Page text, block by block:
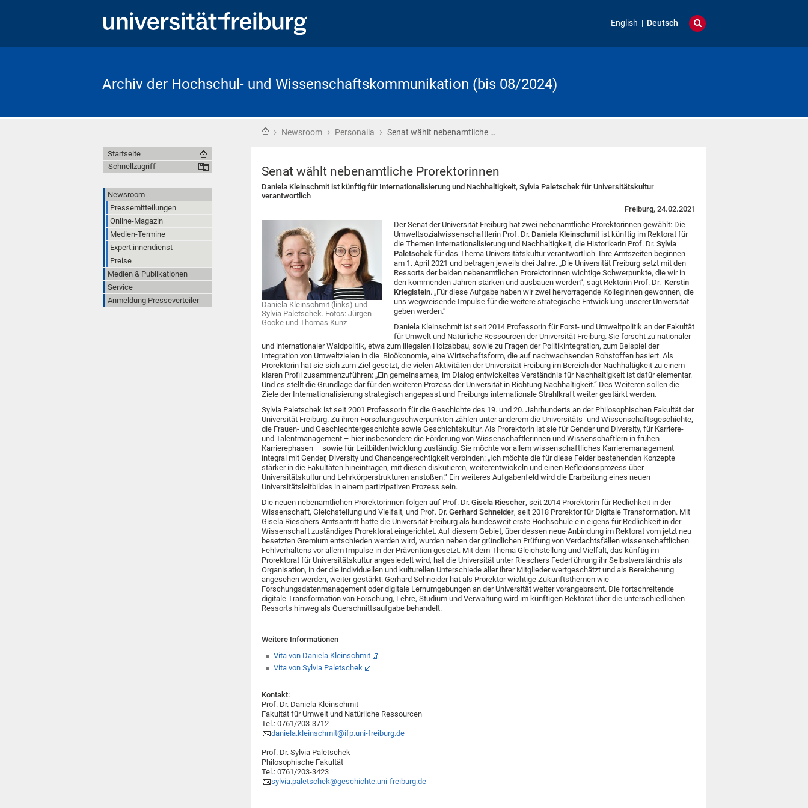
English Deutsch
Archiv der Hochschul- und Wissenschaftskommunikation (bis 08/2024)
Startseite
› Newsroom › Personalia › Senat wählt nebenamtliche …
Senat wählt nebenamtliche Prorektorinnen
Daniela Kleinschmit ist künftig für Internationalisierung und Nachhaltigkeit, Sylvia Paletschek für Universitätskultur
verantwortlich
Freiburg, 24.02.2021
Daniela Kleinschmit (links) und
Sylvia Paletschek. Fotos: Jürgen
Gocke und Thomas Kunz
Der Senat der Universität Freiburg hat zwei nebenamtliche Prorektorinnen gewählt: Die
Umweltsozialwissenschaftlerin Prof. Dr. Daniela Kleinschmit ist künftig im Rektorat für
die Themen Internationalisierung und Nachhaltigkeit, die Historikerin Prof. Dr. Sylvia
Paletschek für das Thema Universitätskultur verantwortlich. Ihre Amtszeiten beginnen
am 1. April 2021 und betragen jeweils drei Jahre. „Die Universität Freiburg setzt mit den
Ressorts der beiden nebenamtlichen Prorektorinnen wichtige Schwerpunkte, die wir in
den kommenden Jahren stärken und ausbauen werden“, sagt Rektorin Prof. Dr. Kerstin
Krieglstein. „Für diese Aufgabe haben wir zwei hervorragende Kolleginnen gewonnen, die
uns wegweisende Impulse für die weitere strategische Entwicklung unserer Universität
geben werden.“
Daniela Kleinschmit ist seit 2014 Professorin für Forst- und Umweltpolitik an der Fakultät
für Umwelt und Natürliche Ressourcen der Universität Freiburg. Sie forscht zu nationaler
und internationaler Waldpolitik, etwa zum illegalen Holzabbau, sowie zu Fragen der Politikintegration, zum Beispiel der
Integration von Umweltzielen in die Bioökonomie, eine Wirtschaftsform, die auf nachwachsenden Rohstoffen basiert. Als
Prorektorin hat sie sich zum Ziel gesetzt, die vielen Aktivitäten der Universität Freiburg im Bereich der Nachhaltigkeit zu einem
klaren Profil zusammenzuführen: „Ein gemeinsames, im Dialog entwickeltes Verständnis für Nachhaltigkeit ist dafür elementar.
Und es stellt die Grundlage dar für den weiteren Prozess der Universität in Richtung Nachhaltigkeit.“ Des Weiteren sollen die
Ziele der Internationalisierung strategisch angepasst und Freiburgs internationale Strahlkraft weiter gestärkt werden.
Sylvia Paletschek ist seit 2001 Professorin für die Geschichte des 19. und 20. Jahrhunderts an der Philosophischen Fakultät der
Universität Freiburg. Zu ihren Forschungsschwerpunkten zählen unter anderem die Universitäts- und Wissenschaftsgeschichte,
die Frauen- und Geschlechtergeschichte sowie Geschichtskultur. Als Prorektorin ist sie für Gender und Diversity, für Karriere-
und Talentmanagement – hier insbesondere die Förderung von Wissenschaftlerinnen und Wissenschaftlern in frühen
Karrierephasen – sowie für Leitbildentwicklung zuständig. Sie möchte vor allem wissenschaftliches Karrieremanagement
integral mit Gender, Diversity und Chancengerechtigkeit verbinden: „Ich möchte die für diese Felder bestehenden Konzepte
stärker in die Fakultäten hineintragen, mit diesen diskutieren, weiterentwickeln und einen Reflexionsprozess über
Universitätskultur und Lehrkörperstrukturen anstoßen.“ Ein weiteres Aufgabenfeld wird die Erarbeitung eines neuen
Universitätsleitbildes in einem partizipativen Prozess sein.
Die neuen nebenamtlichen Prorektorinnen folgen auf Prof. Dr. Gisela Riescher, seit 2014 Prorektorin für Redlichkeit in der
Wissenschaft, Gleichstellung und Vielfalt, und Prof. Dr. Gerhard Schneider, seit 2018 Prorektor für Digitale Transformation. Mit
Gisela Rieschers Amtsantritt hatte die Universität Freiburg als bundesweit erste Hochschule ein eigens für Redlichkeit in der
Wissenschaft zuständiges Prorektorat eingerichtet. Auf diesem Gebiet, über dessen neue Anbindung im Rektorat vom jetzt neu
besetzten Gremium entschieden werden wird, wurden neben der gründlichen Prüfung von Verdachtsfällen wissenschaftlichen
Fehlverhaltens vor allem Impulse in der Prävention gesetzt. Mit dem Thema Gleichstellung und Vielfalt, das künftig im
Prorektorat für Universitätskultur angesiedelt wird, hat die Universität unter Rieschers Federführung ihr Selbstverständnis als
Organisation, in der die individuellen und kulturellen Unterschiede aller ihrer Mitglieder wertgeschätzt und als Bereicherung
angesehen werden, weiter gestärkt. Gerhard Schneider hat als Prorektor wichtige Zukunftsthemen wie
Forschungsdatenmanagement oder digitale Lernumgebungen an der Universität weiter vorangebracht. Die fortschreitende
digitale Transformation von Forschung, Lehre, Studium und Verwaltung wird im künftigen Rektorat über die unterschiedlichen
Ressorts hinweg als Querschnittsaufgabe behandelt.
Weitere Informationen
Vita von Daniela Kleinschmit
Vita von Sylvia Paletschek
Kontakt:
Prof. Dr. Daniela Kleinschmit
Fakultät für Umwelt und Natürliche Ressourcen
Tel.: 0761/203-3712
daniela.kleinschmit@ifp.uni-freiburg.de
Prof. Dr. Sylvia Paletschek
Philosophische Fakultät
Tel.: 0761/203-3423
sylvia.paletschek@geschichte.uni-freiburg.de
Startseite
Schnellzugriff
Newsroom
Pressemitteilungen
Online-Magazin
Medien-Termine
Expert:innendienst
Preise
Medien & Publikationen
Service
Anmeldung Presseverteiler